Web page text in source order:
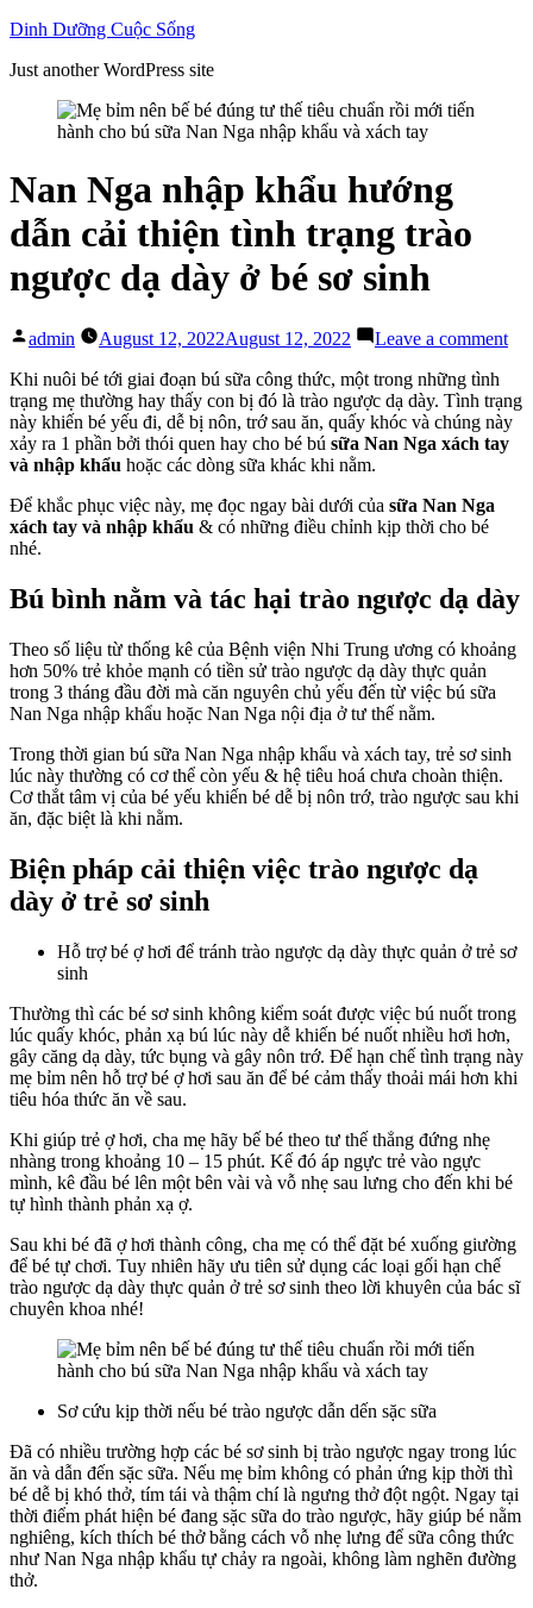
Skip
content
Dinh Dưỡng Cuộc Sống
Just another WordPress site
Nan Nga nhập khẩu hướng
dẫn cải thiện tình trạng trào
ngược dạ dày ở bé sơ sinh
Posted
admin August 12, 2022August 12, 2022 Leave a commenton
dạ
ở
Khi nuôi bé tới giai đoạn bú sữa công thức, một trong những tình
trạng mẹ thường hay thấy con bị đó là trào ngược dạ dày. Tình trạng
này khiến bé yếu đi, dễ bị nôn, trớ sau ăn, quấy khóc và chúng này
xảy ra 1 phần bởi thói quen hay cho bé bú sữa Nan Nga xách tay
và nhập khẩu hoặc các dòng sữa khác khi nằm.
Để khắc phục việc này, mẹ đọc ngay bài dưới của sữa Nan Nga
xách tay và nhập khẩu & có những điều chỉnh kịp thời cho bé
nhé.
Bú bình nằm và tác hại trào ngược dạ dày
Theo số liệu từ thống kê của Bệnh viện Nhi Trung ương có khoảng
hơn 50% trẻ khỏe mạnh có tiền sử trào ngược dạ dày thực quản
trong 3 tháng đầu đời mà căn nguyên chủ yếu đến từ việc bú sữa
Nan Nga nhập khẩu hoặc Nan Nga nội địa ở tư thế nằm.
Trong thời gian bú sữa Nan Nga nhập khẩu và xách tay, trẻ sơ sinh
lúc này thường có cơ thể còn yếu & hệ tiêu hoá chưa choàn thiện.
Cơ thắt tâm vị của bé yếu khiến bé dễ bị nôn trớ, trào ngược sau khi
ăn, đặc biệt là khi nằm.
Biện pháp cải thiện việc trào ngược dạ
dày ở trẻ sơ sinh
Hỗ trợ bé ợ hơi để tránh trào ngược dạ dày thực quản ở trẻ sơ
sinh
Thường thì các bé sơ sinh không kiểm soát được việc bú nuốt trong
lúc quấy khóc, phản xạ bú lúc này dễ khiến bé nuốt nhiều hơi hơn,
gây căng dạ dày, tức bụng và gây nôn trớ. Để hạn chế tình trạng này
mẹ bỉm nên hỗ trợ bé ợ hơi sau ăn để bé cảm thấy thoải mái hơn khi
tiêu hóa thức ăn về sau.
Khi giúp trẻ ợ hơi, cha mẹ hãy bế bé theo tư thế thẳng đứng nhẹ
nhàng trong khoảng 10 – 15 phút. Kế đó áp ngực trẻ vào ngực
mình, kê đầu bé lên một bên vài và vỗ nhẹ sau lưng cho đến khi bé
tự hình thành phản xạ ợ.
Sau khi bé đã ợ hơi thành công, cha mẹ có thể đặt bé xuống giường
để bé tự chơi. Tuy nhiên hãy ưu tiên sử dụng các loại gối hạn chế
trào ngược dạ dày thực quản ở trẻ sơ sinh theo lời khuyên của bác sĩ
chuyên khoa nhé!
Sơ cứu kịp thời nếu bé trào ngược dẫn dến sặc sữa
Đã có nhiều trường hợp các bé sơ sinh bị trào ngược ngay trong lúc
ăn và dẫn đến sặc sữa. Nếu mẹ bỉm không có phản ứng kịp thời thì
bé dễ bị khó thở, tím tái và thậm chí là ngưng thở đột ngột. Ngay tại
thời điểm phát hiện bé đang sặc sữa do trào ngược, hãy giúp bé nằm
nghiêng, kích thích bé thở bằng cách vỗ nhẹ lưng để sữa công thức
như Nan Nga nhập khẩu tự chảy ra ngoài, không làm nghẽn đường
thở.